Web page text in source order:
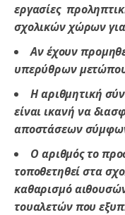
εργασίες π
σχολικών χώρων
Αν έχουν
υπερύθρων
Η αριθμητική
είναι ικανή να
αποστάσεων
Ο αριθμός το
τοποθετηθεί στα
καθαρισμό
τουαλετών που